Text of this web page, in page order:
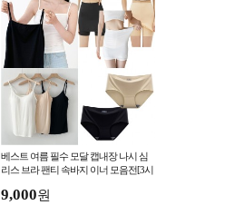
베스트 여름 필수 모달 캡내장 나시 심
리스 브라 팬티 속바지 이너 모음전[3시
9,000원